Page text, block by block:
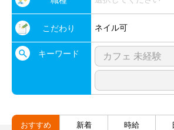
こだわり ネイル可
キーワード
おすすめ 新着 時給